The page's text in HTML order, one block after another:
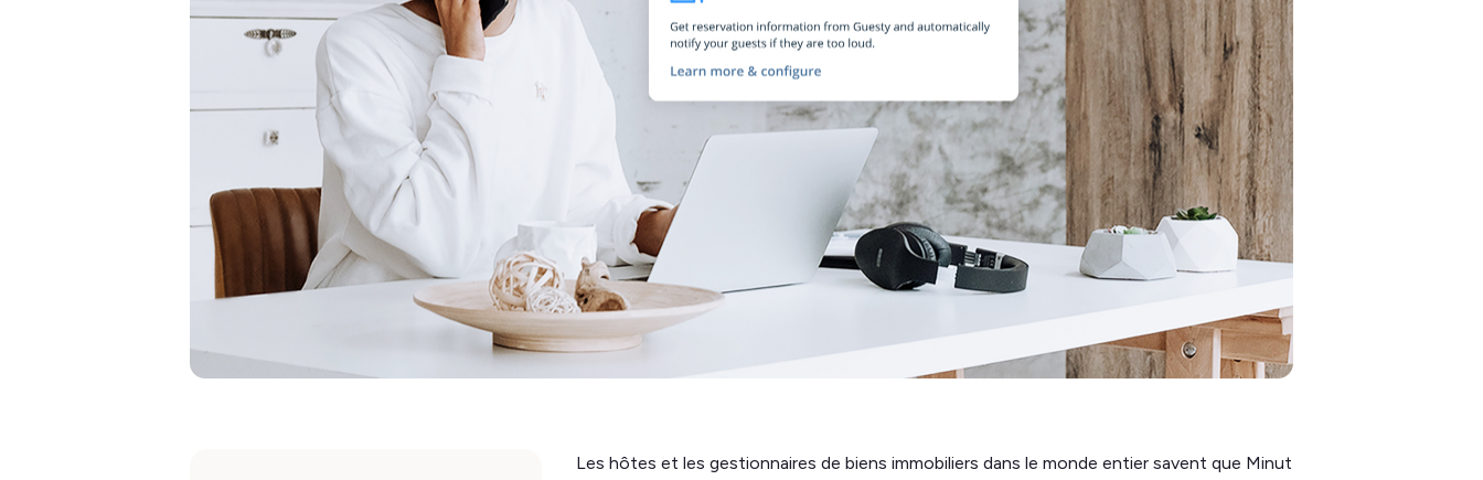
Les hôtes et les gestionnaires de biens immobiliers dans le monde entier savent que Minut